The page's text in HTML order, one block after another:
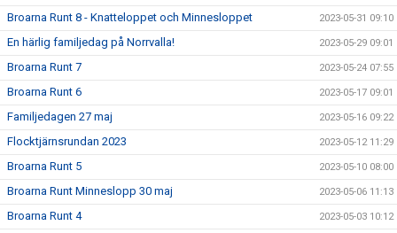
Broarna Runt 8 - Knatteloppet och Minnesloppet 2023-05-31 09:10
En härlig familjedag på Norrvalla! 2023-05-29 09:01
Broarna Runt 7 2023-05-24 07:55
Broarna Runt 6 2023-05-17 09:01
Familjedagen 27 maj 2023-05-16 09:22
Flocktjärnsrundan 2023 2023-05-12 11:29
Broarna Runt 5 2023-05-10 08:00
Broarna Runt Minneslopp 30 maj 2023-05-06 11:13
Broarna Runt 4 2023-05-03 10:12